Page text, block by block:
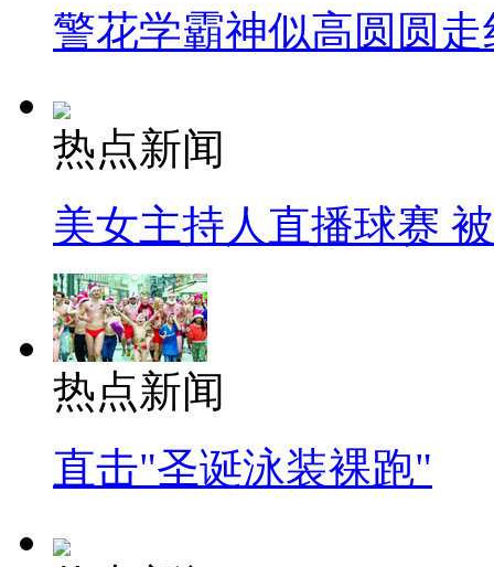
警花学霸神似高圆圆走
热点新闻
美女主持人直播球赛
热点新闻
直击"圣诞泳装裸跑"